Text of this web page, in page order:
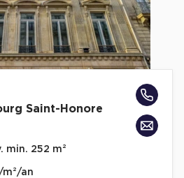
Saint-Honore
min. 252 m²
m²/an